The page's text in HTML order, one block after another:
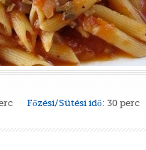
Főzési/Sütési idő: 30 perc